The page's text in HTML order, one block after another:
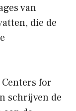
van
die de
for
schrijven de